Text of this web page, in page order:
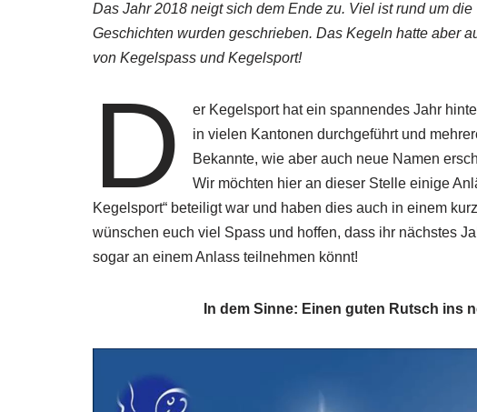
Das Jahr 2018 neigt sich dem Ende zu. Viel ist rund um
Geschichten wurden geschrieben. Das Kegeln hatte aber
von Kegelspass und Kegelsport!
D
er Kegelsport hat ein spannendes Jahr
in vielen Kantonen durchgeführt und
Bekannte, wie aber auch neue Namen
Wir möchten hier an dieser Stelle einige
Kegelsport“ beteiligt war und haben dies auch in einem
wünschen euch viel Spass und hoffen, dass ihr nächstes
sogar an einem Anlass teilnehmen könnt!
In dem Sinne: Einen guten Rutsch ins